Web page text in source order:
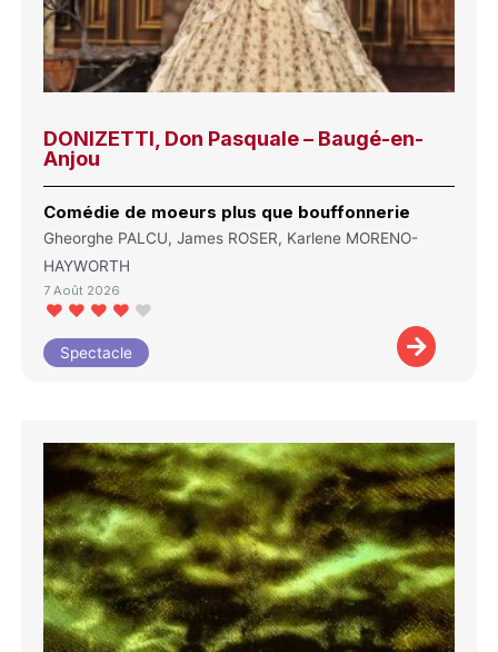
DONIZETTI, Don Pasquale – Baugé-en-
Anjou
Comédie de moeurs plus que bouffonnerie
Gheorghe PALCU, James ROSER, Karlene MORENO-
HAYWORTH
7 Août 2026
Spectacle